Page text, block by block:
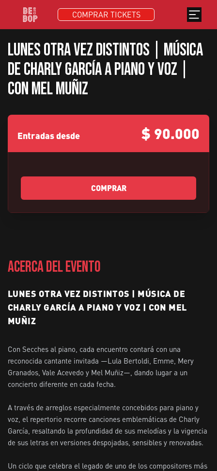
COMPRAR TICKETS
Lunes Otra Vez Distintos | Música
de Charly García a piano y voz |
Con Mel Muñiz
Entradas desde $ 90.000
COMPRAR
ACERCA DEL EVENTO
LUNES OTRA VEZ DISTINTOS | MÚSICA DE
CHARLY GARCÍA A PIANO Y VOZ | CON MEL
MUÑIZ
Con Secches al piano, cada encuentro contará con una
reconocida cantante invitada —Lula Bertoldi, Emme, Mery
Granados, Vale Acevedo y Mel Muñiz—, dando lugar a un
concierto diferente en cada fecha.
A través de arreglos especialmente concebidos para piano y
voz, el repertorio recorre canciones emblemáticas de Charly
García, resaltando la profundidad de sus melodías y la vigencia
de sus letras en versiones despojadas, sensibles y renovadas.
Un ciclo que celebra el legado de uno de los compositores más